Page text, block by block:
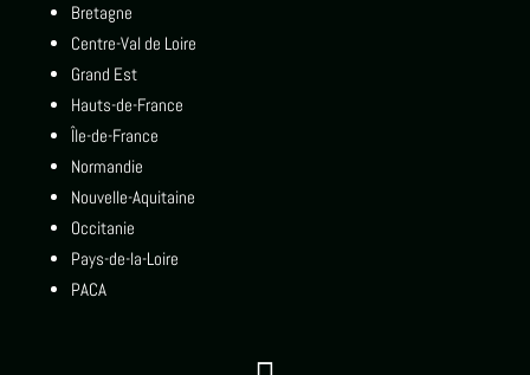
Bretagne
Centre-Val de Loire
Grand Est
Hauts-de-France
Île-de-France
Normandie
Nouvelle-Aquitaine
Occitanie
Pays-de-la-Loire
PACA